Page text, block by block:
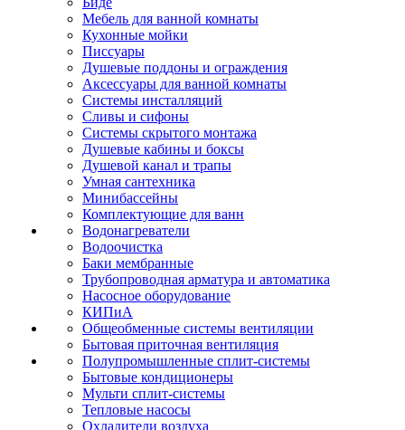
Мебель для ванной комнаты
Кухонные мойки
Писсуары
Душевые поддоны и ограждения
Аксессуары для ванной комнаты
Системы инсталляций
Сливы и сифоны
Системы скрытого монтажа
Душевые кабины и боксы
Душевой канал и трапы
Умная сантехника
Минибассейны
Комплектующие для ванн
Водонагреватели
Водоочистка
Баки мембранные
Трубопроводная арматура и автоматика
Насосное оборудование
КИПиА
Общеобменные системы вентиляции
Бытовая приточная вентиляция
Полупромышленные сплит-системы
Бытовые кондиционеры
Мульти сплит-системы
Тепловые насосы
Охладители воздуха